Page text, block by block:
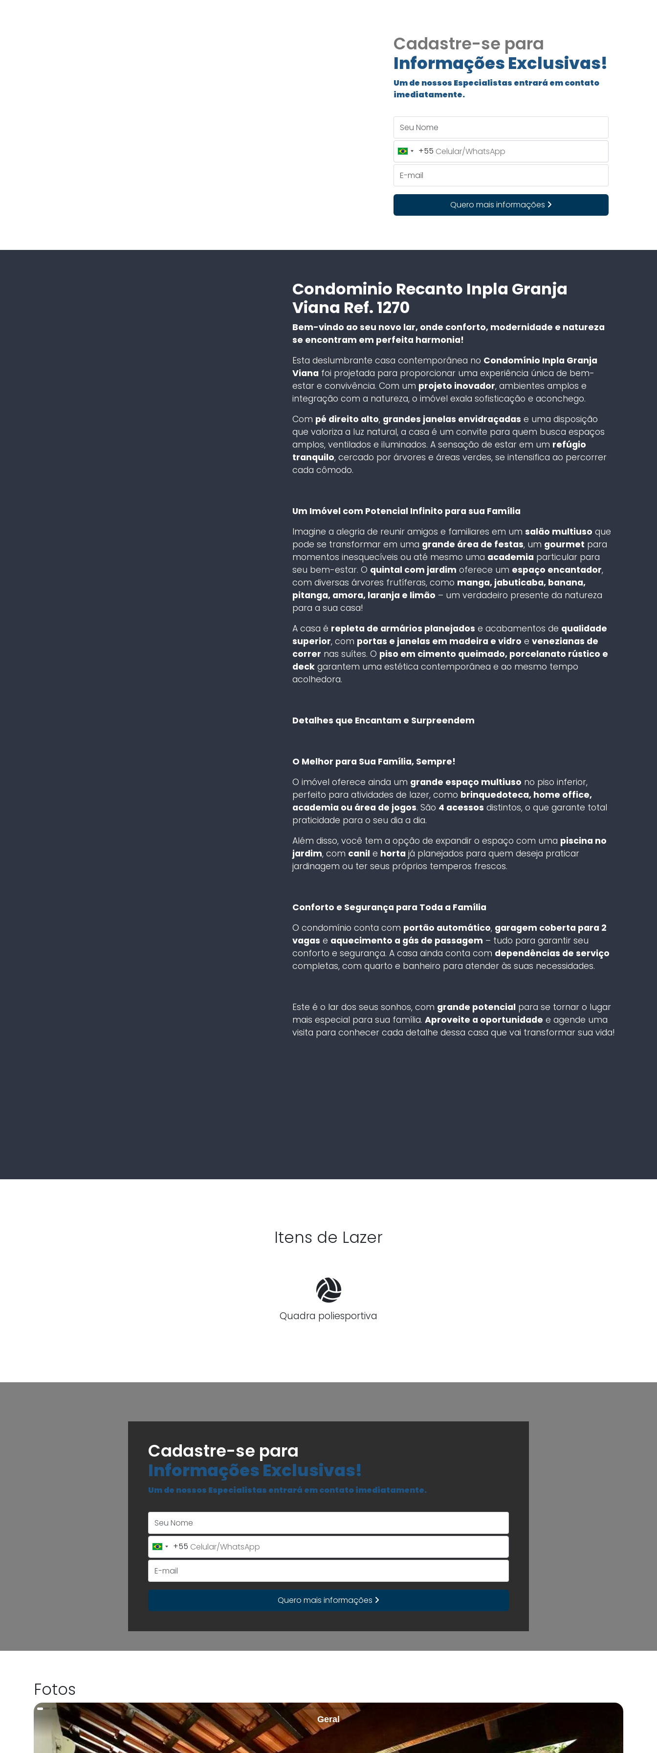
Cadastre-se para
Informações Exclusivas!
Um de nossos Especialistas entrará em contato
imediatamente.
Brazil
+55
+55
Quero mais informações
Condominio Recanto Inpla Granja
Viana Ref. 1270
Bem-vindo ao seu novo lar, onde conforto, modernidade e natureza
se encontram em perfeita harmonia!
Esta deslumbrante casa contemporânea no Condomínio Inpla Granja
Viana foi projetada para proporcionar uma experiência única de bem-
estar e convivência. Com um projeto inovador, ambientes amplos e
integração com a natureza, o imóvel exala sofisticação e aconchego.
Com pé direito alto, grandes janelas envidraçadas e uma disposição
que valoriza a luz natural, a casa é um convite para quem busca espaços
amplos, ventilados e iluminados. A sensação de estar em um refúgio
tranquilo, cercado por árvores e áreas verdes, se intensifica ao percorrer
cada cômodo.
Um Imóvel com Potencial Infinito para sua Família
Imagine a alegria de reunir amigos e familiares em um salão multiuso que
pode se transformar em uma grande área de festas, um gourmet para
momentos inesquecíveis ou até mesmo uma academia particular para
seu bem-estar. O quintal com jardim oferece um espaço encantador,
com diversas árvores frutíferas, como manga, jabuticaba, banana,
pitanga, amora, laranja e limão – um verdadeiro presente da natureza
para a sua casa!
A casa é repleta de armários planejados e acabamentos de qualidade
superior, com portas e janelas em madeira e vidro e venezianas de
correr nas suítes. O piso em cimento queimado, porcelanato rústico e
deckgarantem uma estética contemporânea e ao mesmo tempo
acolhedora.
Detalhes que Encantam e Surpreendem
O Melhor para Sua Família, Sempre!
O imóvel oferece ainda um grande espaço multiuso no piso inferior,
perfeito para atividades de lazer, como brinquedoteca, home office,
academia ou área de jogos. São 4 acessos distintos, o que garante total
praticidade para o seu dia a dia.
Além disso, você tem a opção de expandir o espaço com uma piscina no
jardim, com canil e horta já planejados para quem deseja praticar
jardinagem ou ter seus próprios temperos frescos.
Conforto e Segurança para Toda a Família
O condomínio conta com portão automático, garagem coberta para 2
vagas e aquecimento a gás de passagem – tudo para garantir seu
conforto e segurança. A casa ainda conta com dependências de serviço
completas, com quarto e banheiro para atender às suas necessidades.
Este é o lar dos seus sonhos, com grande potencial para se tornar o lugar
mais especial para sua família. Aproveite a oportunidade e agende uma
visita para conhecer cada detalhe dessa casa que vai transformar sua vida!
Itens de Lazer
Quadra poliesportiva
Cadastre-se para
Informações Exclusivas!
Um de nossos Especialistas entrará em contato imediatamente.
Brazil
+55
+55
Quero mais informações
Fotos
Geral